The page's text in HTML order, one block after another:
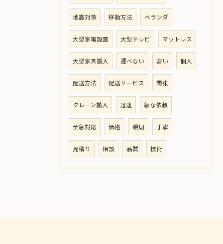
地震対策 移動方法 ベランダ
大型家電設置 大型テレビ マットレス
大型家具搬入 運べない 安い 個人
配送方法 配送サービス 関東
クレーン搬入 迅速 急な依頼
至急対応 価格 親切 丁寧
見積り 相談 品質 技術